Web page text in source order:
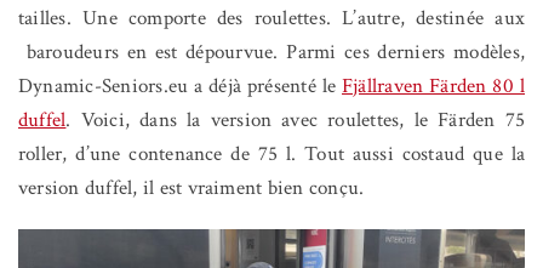
tailles. Une comporte des roulettes. L’autre, destinée aux
baroudeurs en est dépourvue. Parmi ces derniers modèles,
Dynamic-Seniors.eu a déjà présenté le Fjällraven Färden 80 l
duffel. Voici, dans la version avec roulettes, le Färden 75
roller, d’une contenance de 75 l. Tout aussi costaud que la
version duffel, il est vraiment bien conçu.